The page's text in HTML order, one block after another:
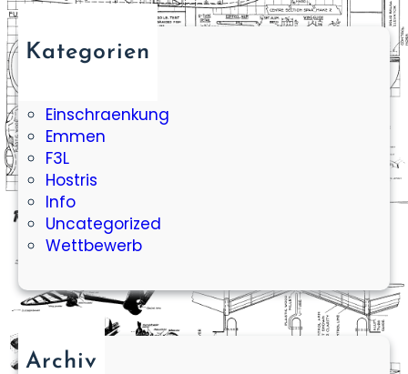
Kategorien
Einschraenkung
Emmen
F3L
Hostris
Info
Uncategorized
Wettbewerb
Archiv